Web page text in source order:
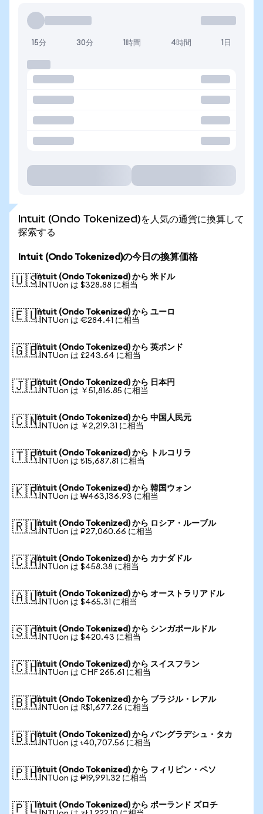
15分 30分 1時間 4時間 1日
Intuit (Ondo Tokenized)を人気の通貨に換算して
探索する
Intuit (Ondo Tokenized)の今日の換算価格
🇺🇸Intuit (Ondo Tokenized) から 米ドル
1 INTUon は $328.88 に相当
🇪🇺Intuit (Ondo Tokenized) から ユーロ
1 INTUon は €284.41 に相当
🇬🇧Intuit (Ondo Tokenized) から 英ポンド
1 INTUon は £243.64 に相当
🇯🇵Intuit (Ondo Tokenized) から 日本円
1 INTUon は ￥51,816.85 に相当
🇨🇳Intuit (Ondo Tokenized) から 中国人民元
1 INTUon は ￥2,219.31 に相当
🇹🇷Intuit (Ondo Tokenized) から トルコリラ
1 INTUon は ₺15,687.81 に相当
🇰🇷Intuit (Ondo Tokenized) から 韓国ウォン
1 INTUon は ₩463,136.93 に相当
🇷🇺Intuit (Ondo Tokenized) から ロシア・ルーブル
1 INTUon は ₽27,060.66 に相当
🇨🇦Intuit (Ondo Tokenized) から カナダドル
1 INTUon は $458.38 に相当
🇦🇺Intuit (Ondo Tokenized) から オーストラリアドル
1 INTUon は $465.31 に相当
🇸🇬Intuit (Ondo Tokenized) から シンガポールドル
1 INTUon は $420.43 に相当
🇨🇭Intuit (Ondo Tokenized) から スイスフラン
1 INTUon は CHF 265.61 に相当
🇧🇷Intuit (Ondo Tokenized) から ブラジル・レアル
1 INTUon は R$1,677.26 に相当
🇧🇩Intuit (Ondo Tokenized) から バングラデシュ・タカ
1 INTUon は ৳40,707.56 に相当
🇵🇭Intuit (Ondo Tokenized) から フィリピン・ペソ
1 INTUon は ₱19,991.32 に相当
🇵🇱Intuit (Ondo Tokenized) から ポーランド ズロチ